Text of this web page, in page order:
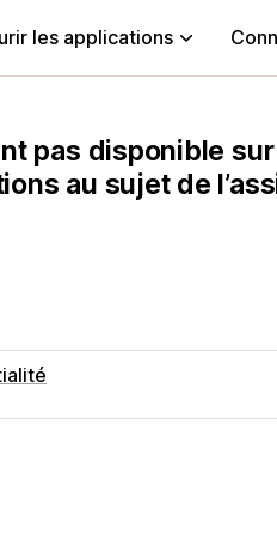
les applications
pas disponible
au sujet de